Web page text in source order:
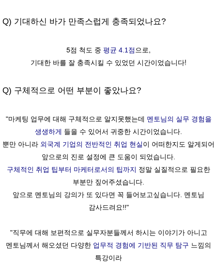
Q) 기대하신 바가 만족스럽게 충족되었나요?
5점 척도 중 평균 4.1점 으로,
기대한 바를 잘 충족시킬 수 있었던 시간이었습니다!
Q) 구체적으로 어떤 부분이 좋았나요?
"마케팅 업무에 대해 구체적으로 알지못했는데 멘토님의 실무 경험을
생생하게 들을 수 있어서 귀중한 시간이었습니다.
뿐만 아니라 외국계 기업의 전반적인 취업 현실이 어떠한지도 알게되어
앞으로의 진로 설정에 큰 도움이 되었습니다.
구체적인 취업 팁부터 마케터로서의 팁까지 정말 실질적으로 필요한
부분만 짚어주셨습니다.
앞으로 멘토님의 강의가 또 있다면 꼭 들어보고싶습니다. 멘토님
감사드려요!!"
"직무에 대해 보편적으로 실무자분들께서 하시는 이야기가 아니고
멘토님께서 해오셨던 다양한 업무적 경험에 기반된 직무 탐구 느낌의
특강이라